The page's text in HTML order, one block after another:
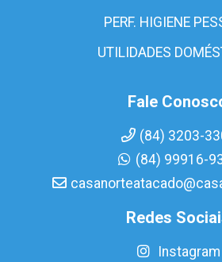
PERF. HIGIENE
UTILIDADES
Fale
(84) 3203-
(84) 99916-
Redes
Instagram